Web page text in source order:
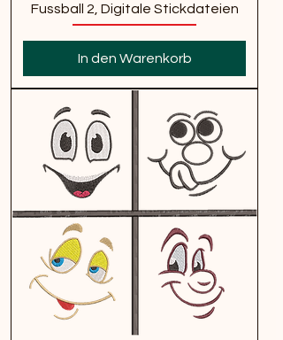
Fussball 2, Digitale Stickdateien
In den Warenkorb